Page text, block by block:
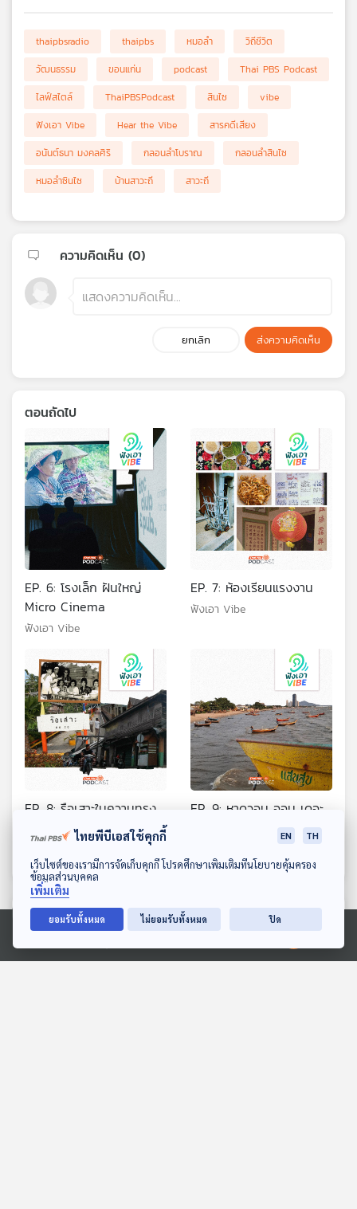
ดาวน์โหลด Thai PBS Podcast Application
Ⓒ 2020 องค์การกระจายเสียงและแพร่ภาพสาธารณะแห่งประเทศไทย
thaipbsradio thaipbs หมอลำ
วิถีชีวิต
วัฒนธรรม
ขอนแก่น podcast
Thai PBS Podcast
ไลฟ์สไตล์
ThaiPBSPodcast สินไซ
vibe
ฟังเอา Vibe
Hear the Vibe
สารคดีเสียง
อนันต์ธนา มงคลศิริ
กลอนลำโบราณ
กลอนลำสินไซ
หมอลำซินไซ
บ้านสาวะถี สาวะถี
ความคิดเห็น (0)
ยกเลิก ส่งความคิดเห็น
ตอนถัดไป
EP. 6: โรงเล็ก ฝันใหญ่
Micro Cinema
ฟังเอา Vibe
EP. 7: ห้องเรียนแรงงาน
ฟังเอา Vibe
EP. 8: รือเสาะในความทรง
EP. 9: หาดวอน ออน เดอะ
ตอนที่เกี่ยวข้อง
ไทยพีบีเอสใช้คุกกี้ EN TH
เว็บไซต์ของเรามีการจัดเก็บคุกกี้ โปรดศึกษาเพิ่มเติมที่นโยบายคุ้มครอง
ข้อมูลส่วนบุคคล
เพิ่มเติม
ยอมรับทั้งหมด ไม่ยอมรับทั้งหมด ปิด